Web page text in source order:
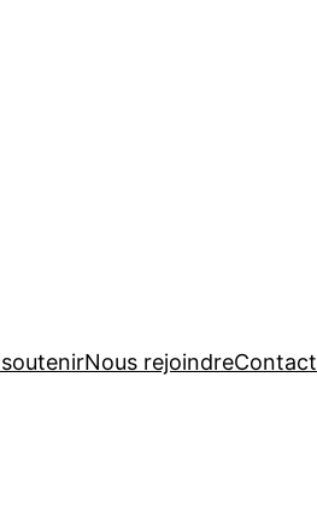
Nous rejoindreContact